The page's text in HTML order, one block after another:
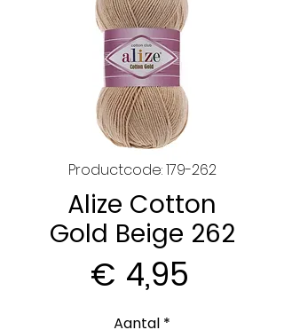
Productcode: 179-262
Alize Cotton
Gold Beige 262
€ 4,95
Aantal *